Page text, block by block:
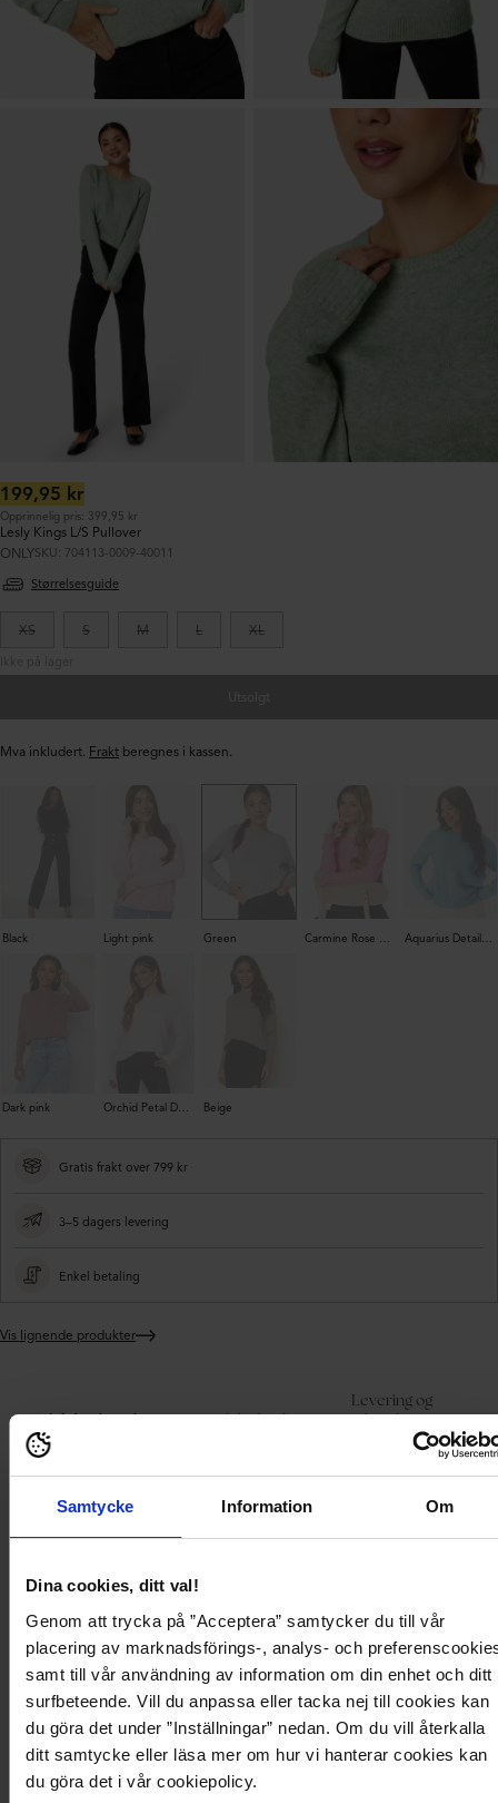
Samtycke Information Om
Dina cookies, ditt val!
Genom att trycka på ”Acceptera” samtycker du till vår
placering av marknadsförings-, analys- och
samt till vår användning av information om din enhet och ditt
surfbeteende. Vill du anpassa eller tacka nej till cookies kan
du göra det under ”Inställningar” nedan. Om du vill återkalla
ditt samtycke eller läsa mer om hur vi hanterar cookies kan
du göra det i vår cookiepolicy.
Ordinær
pris:
199,95 kr
Opprinnelig pris: 399,95 kr
Lesly Kings L/S Pullover
ONLYSKU: 704113-0009-40011
Størrelsesguide
XS S M L XL
Mva inkludert. Frakt beregnes i kassen.
Black Light pink Green Carmine Rose Detail:Melange Aquarius Detail:Melange
Dark pink Orchid Petal Detail:W. Melange Beige
Gratis frakt over 799 kr
3–5 dagers levering
Enkel betaling
Vis lignende produkter
handlekurven
Produktbeskrivelse Produktdetaljer
Levering og
betaling
Genseren fra ONLY.
- Avslappet, stretchy kvalitet.
- Rett passform.
- Rund hals.
- Lengde fra skulderen bak: 58 cm i størrelse S.
Produktbeskrivelse
Genseren fra ONLY.
- Avslappet, stretchy kvalitet.
- Rett passform.
- Finstrikket mønster.